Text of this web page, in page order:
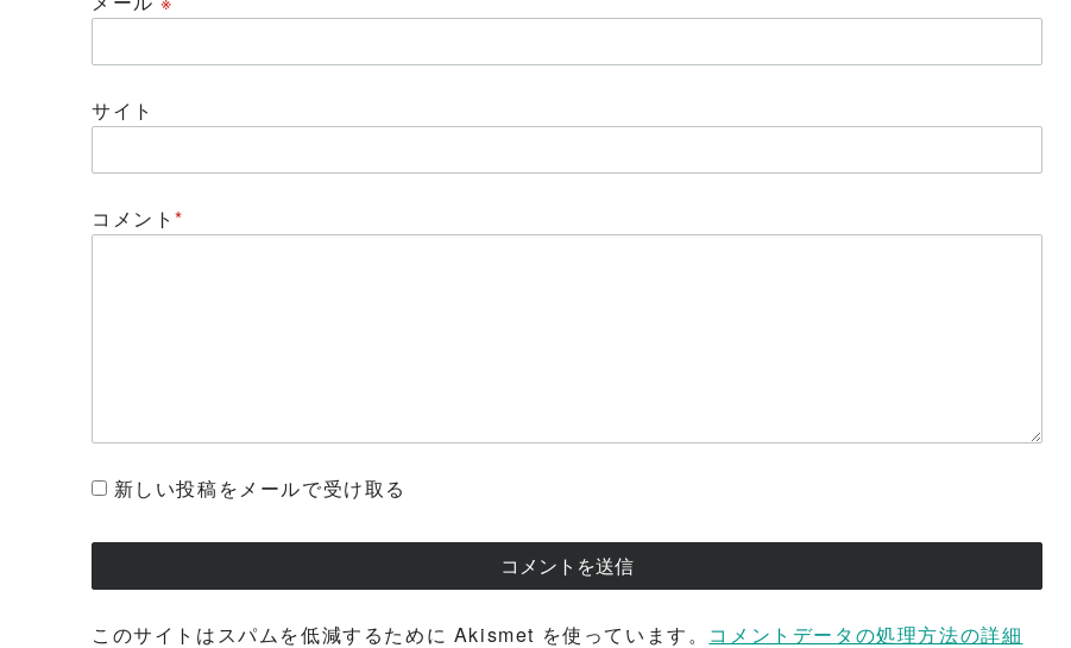
サイト
コメント*
新しい投稿をメールで受け取る
このサイトはスパムを低減するために Akismet を使っています。 コメントデータの処理方法の詳細